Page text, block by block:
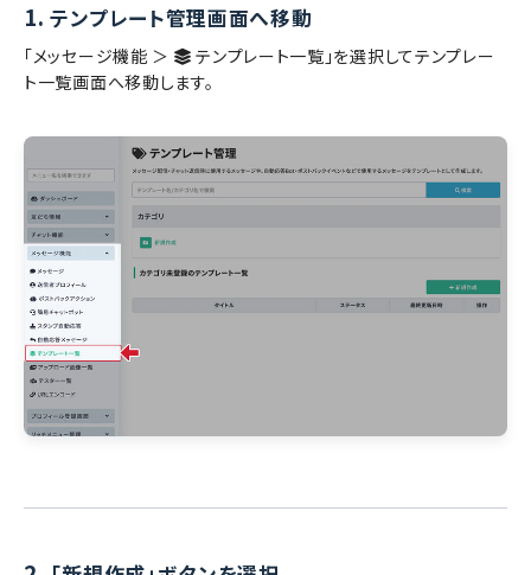
1. テンプレート管理画面へ移動
「メッセージ機能 ＞
テンプレート一覧」を選択してテンプレー
ト一覧画面へ移動します。